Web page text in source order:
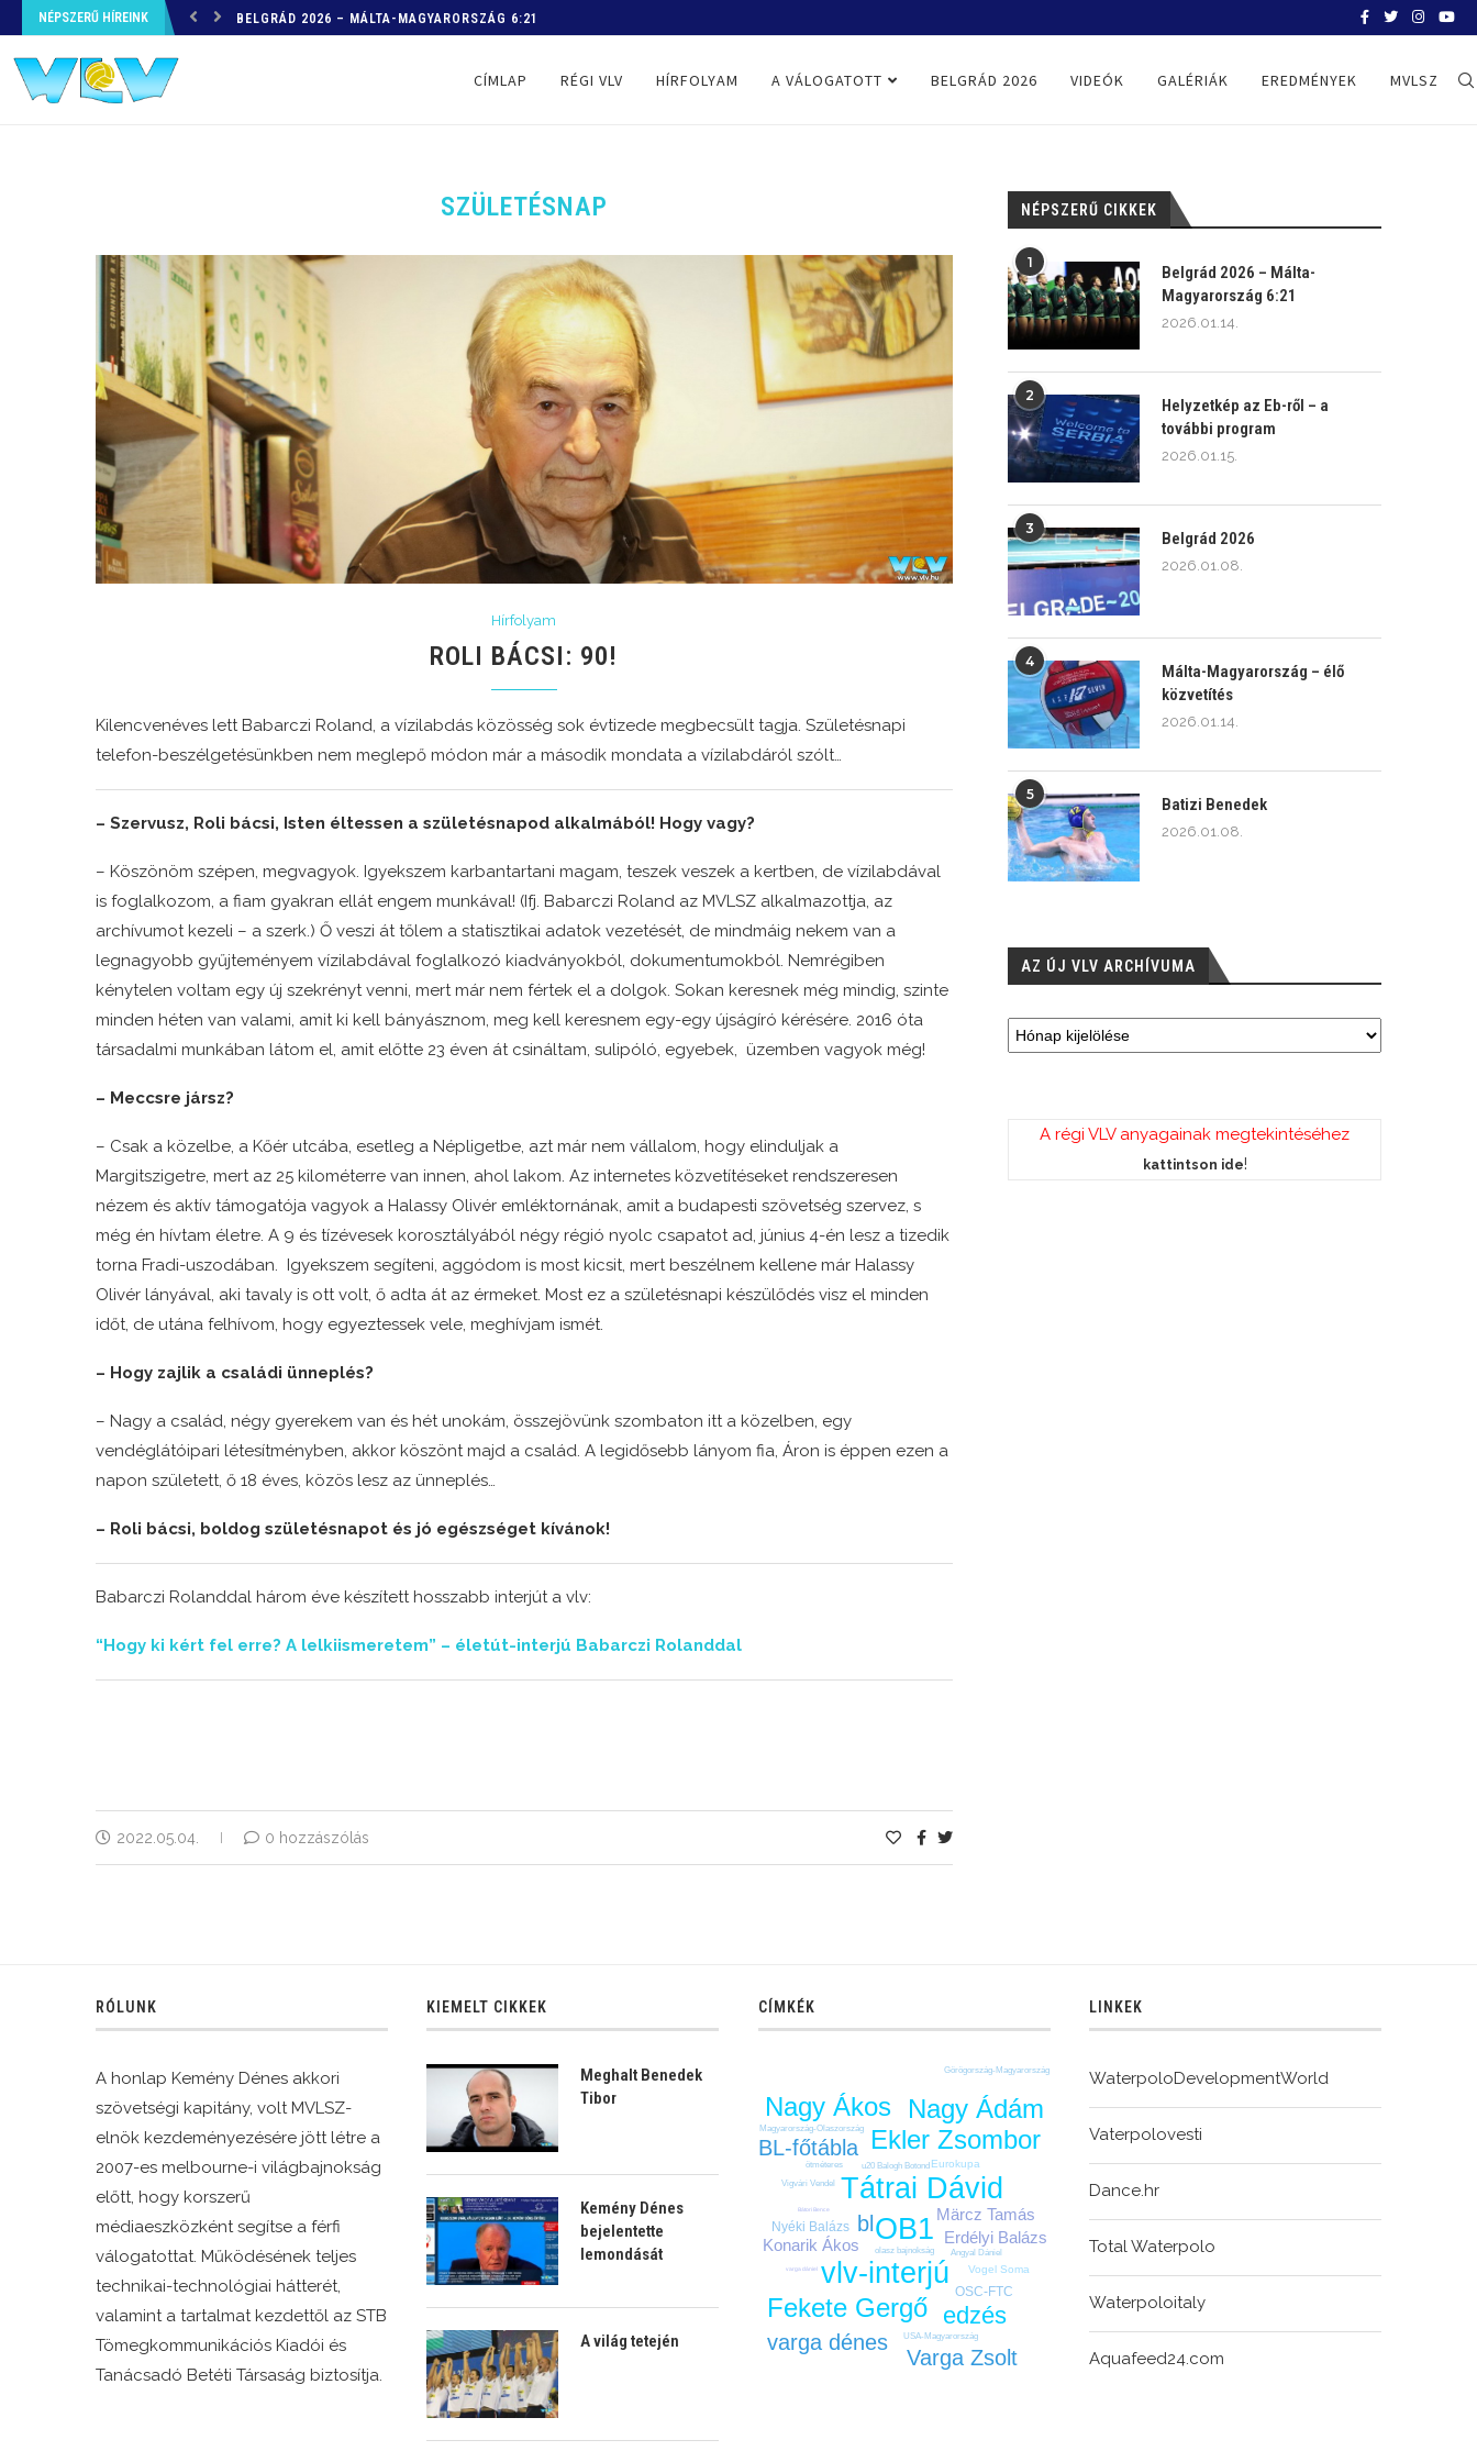
NÉPSZERŰ HÍREINK HELYZETKÉP AZ EB-RŐL – A TOVÁBBI PROGRAM
CÍMLAP RÉGI VLV HÍRFOLYAM A VÁLOGATOTT BELGRÁD 2026 VIDEÓK GALÉRIÁK EREDMÉNYEK MVLSZ
SZÜLETÉSNAP
Hírfolyam
ROLI BÁCSI: 90!
Kilencvenéves lett Babarczi Roland, a vízilabdás közösség sok évtizede megbecsült tagja. Születésnapi
telefon-beszélgetésünkben nem meglepő módon már a második mondata a vízilabdáról szólt…
– Szervusz, Roli bácsi, Isten éltessen a születésnapod alkalmából! Hogy vagy?
– Köszönöm szépen, megvagyok. Igyekszem karbantartani magam, teszek veszek a kertben, de vízilabdával
is foglalkozom, a fiam gyakran ellát engem munkával! (Ifj. Babarczi Roland az MVLSZ alkalmazottja, az
archívumot kezeli – a szerk.) Ő veszi át tőlem a statisztikai adatok vezetését, de mindmáig nekem van a
legnagyobb gyűjteményem vízilabdával foglalkozó kiadványokból, dokumentumokból. Nemrégiben
kénytelen voltam egy új szekrényt venni, mert már nem fértek el a dolgok. Sokan keresnek még mindig, szinte
minden héten van valami, amit ki kell bányásznom, meg kell keresnem egy-egy újságíró kérésére. 2016 óta
társadalmi munkában látom el, amit előtte 23 éven át csináltam, sulipóló, egyebek, üzemben vagyok még!
– Meccsre jársz?
– Csak a közelbe, a Kőér utcába, esetleg a Népligetbe, azt már nem vállalom, hogy elinduljak a
Margitszigetre, mert az 25 kilométerre van innen, ahol lakom. Az internetes közvetítéseket rendszeresen
nézem és aktív támogatója vagyok a Halassy Olivér emléktornának, amit a budapesti szövetség szervez, s
még én hívtam életre. A 9 és tízévesek korosztályából négy régió nyolc csapatot ad, június 4-én lesz a tizedik
torna Fradi-uszodában. Igyekszem segíteni, aggódom is most kicsit, mert beszélnem kellene már Halassy
Olivér lányával, aki tavaly is ott volt, ő adta át az érmeket. Most ez a születésnapi készülődés visz el minden
időt, de utána felhívom, hogy egyeztessek vele, meghívjam ismét.
– Hogy zajlik a családi ünneplés?
– Nagy a család, négy gyerekem van és hét unokám, összejövünk szombaton itt a közelben, egy
vendéglátóipari létesítményben, akkor köszönt majd a család. A legidősebb lányom fia, Áron is éppen ezen a
napon született, ő 18 éves, közös lesz az ünneplés…
– Roli bácsi, boldog születésnapot és jó egészséget kívánok!
Babarczi Rolanddal három éve készített hosszabb interjút a vlv:
“Hogy ki kért fel erre? A lelkiismeretem” – életút-interjú Babarczi Rolanddal
2022.05.04. 0 hozzászólás
NÉPSZERŰ CIKKEK
1
Belgrád 2026 – Málta-
Magyarország 6:21
2026.01.14.
2
Helyzetkép az Eb-ről – a
további program
2026.01.15.
3
Belgrád 2026
2026.01.08.
4
Málta-Magyarország – élő
közvetítés
2026.01.14.
5
Batizi Benedek
2026.01.08.
AZ ÚJ VLV ARCHÍVUMA
A régi VLV anyagainak megtekintéséhez
kattintson ide!
RÓLUNK
A honlap Kemény Dénes akkori
szövetségi kapitány, volt MVLSZ-
elnök kezdeményezésére jött létre a
2007-es melbourne-i világbajnokság
előtt, hogy korszerű
médiaeszközként segítse a férfi
válogatottat. Működésének teljes
technikai-technológiai hátterét,
valamint a tartalmat kezdettől az STB
Tömegkommunikációs Kiadói és
Tanácsadó Betéti Társaság biztosítja.
KIEMELT CIKKEK
Meghalt Benedek
Tibor
Kemény Dénes
bejelentette
lemondását
A világ tetején
CÍMKÉK
OB1
Tátrai Dávid
vlv-interjú
Ekler Zsombor
Fekete Gergő
Nagy Ádám
Nagy Ákos
edzés
bl
BL-főtábla
varga dénes
Varga Zsolt
Erdélyi Balázs
Konarik Ákos
Märcz Tamás
Nyéki Balázs
OSC-FTC
Eurokupa
Vogel Soma
Angyal Dániel
Balogh Botond
Görögország-Magyarország
Magyarország-Olaszország
olasz bajnokság
u20
USA-Magyarország
Vigvári Vendel
ötméteres
Bátori Bence
varga dániel
LINKEK
WaterpoloDevelopmentWorld
Vaterpolovesti
Dance.hr
Total Waterpolo
Waterpoloitaly
Aquafeed24.com